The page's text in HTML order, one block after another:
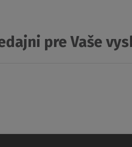
pre Vaše